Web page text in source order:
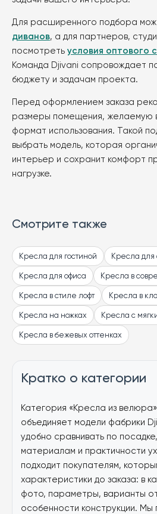
Для расширенного подбора
диванов, а для партнеров,
посмотреть условия оптового
Команда Djivani сопровождает
бюджету и задачам проекта.
Перед оформлением заказа
размеры помещения, желаемую
формат использования. Такой
выбрать модель, которая
интерьер и сохранит комфорт
нагрузке.
Смотрите также
Кресла для гостиной Кресла для
Кресла для офиса Кресла в
Кресла в стиле лофт Кресла в
Кресла на ножках Кресла с
Кресла в бежевых оттенках
Кратко о категории
Категория «Кресла из
объединяет модели фабрики
удобно сравнивать по
материалам и практичности
подходит покупателям,
характеристики до заказа: в
фото, параметры, варианты
особенности конструкции.